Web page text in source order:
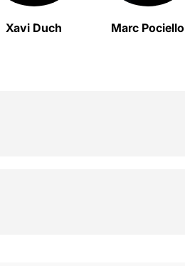
Xavi Duch Marc Pociello